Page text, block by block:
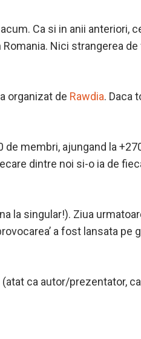
Ca si in anii anteriori,
Nici strangerea
organizat de Rawdia. Daca
membri, ajungand la
dintre noi si-o ia de
la singular!). Ziua
a fost lansata pe
ca autor/prezentator,